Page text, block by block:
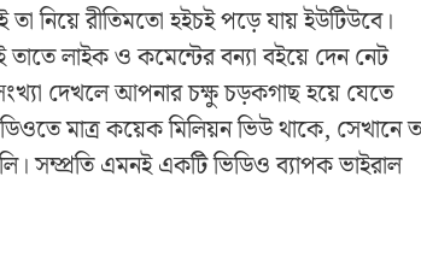
নিয়ে রীতিমতো হইচই পড়ে যায় ইউটিউবে।
লাইক ও কমেন্টের বন্যা বইয়ে দেন নেট
দেখলে আপনার চক্ষু চড়কগাছ হয়ে যেতে
মাত্র কয়েক মিলিয়ন ভিউ থাকে, সেখানে
সম্প্রতি এমনই একটি ভিডিও ব্যাপক ভাইরাল